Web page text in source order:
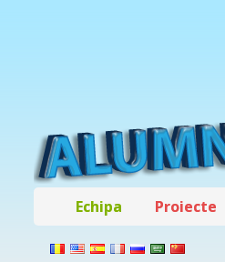
Echipa Proiecte